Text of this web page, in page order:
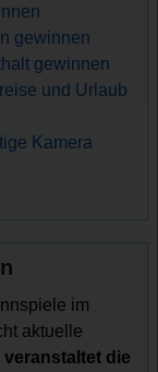
gewinnen
gewinnen
und Urlaub
Kamera
im
aktuelle
die